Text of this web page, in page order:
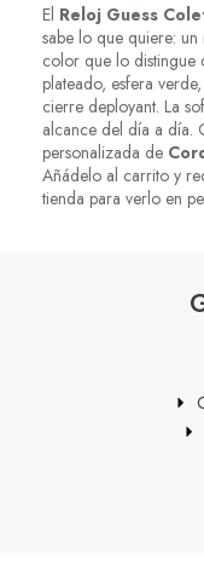
El Reloj Guess
sabe lo que quiere:
color que lo distingue
plateado, esfera
cierre deployant. La
alcance del día a día.
personalizada de
Añádelo al carrito y
tienda para verlo en